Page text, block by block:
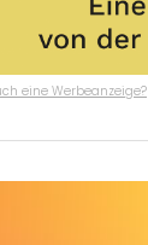
eine Werbeanzeige?